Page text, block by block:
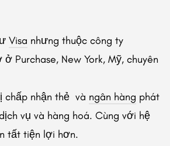
Visa nhưng thuộc công ty
Purchase, New York, Mỹ, chuyên
chấp nhận thẻ và ngân hàng phát
vụ và hàng hoá. Cùng với hệ
tất tiện lợi hơn.